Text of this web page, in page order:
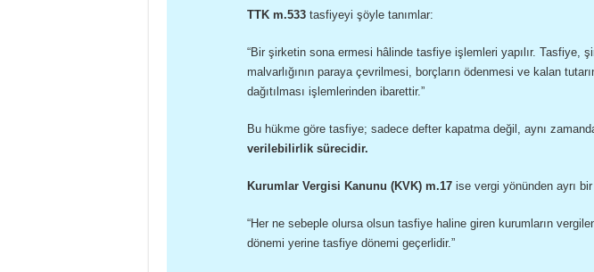
TTK m.533 tasfiyeyi şöyle tanımlar:
“Bir şirketin sona ermesi hâlinde tasfiye işlemleri yapılır. Tasfiye,
malvarlığının paraya çevrilmesi, borçların ödenmesi ve kalan
dağıtılması işlemlerinden ibarettir.”
Bu hükme göre tasfiye; sadece defter kapatma değil, aynı
verilebilirlik sürecidir.
Kurumlar Vergisi Kanunu (KVK) m.17 ise vergi yönünden ayrı
“Her ne sebeple olursa olsun tasfiye haline giren kurumların
dönemi yerine tasfiye dönemi geçerlidir.”